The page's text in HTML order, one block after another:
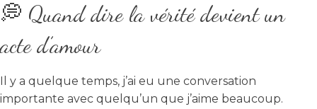
💭 Quand dire la vérité devient un
acte d’amour
Il y a quelque temps, j’ai eu une conversation
importante avec quelqu’un que j’aime beaucoup.